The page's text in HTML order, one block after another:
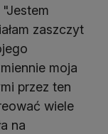
zaszczyt
moja
przez ten
wiele
na